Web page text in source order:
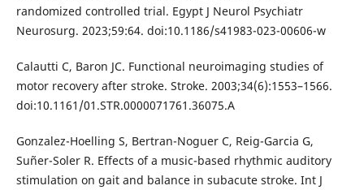
randomized controlled trial. Egypt J Neurol Psychiatr
Neurosurg. 2023;59:64. doi:10.1186/s41983-023-00606-w
Calautti C, Baron JC. Functional neuroimaging studies of
motor recovery after stroke. Stroke. 2003;34(6):1553–1566.
doi:10.1161/01.STR.0000071761.36075.A
Gonzalez-Hoelling S, Bertran-Noguer C, Reig-Garcia G,
Suñer-Soler R. Effects of a music-based rhythmic auditory
stimulation on gait and balance in subacute stroke. Int J